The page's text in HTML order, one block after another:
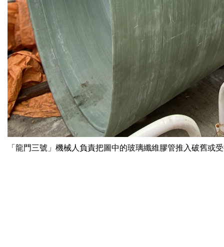
「龍門三號」機械人負責把圖中的玻璃纖維膠管推入破舊或